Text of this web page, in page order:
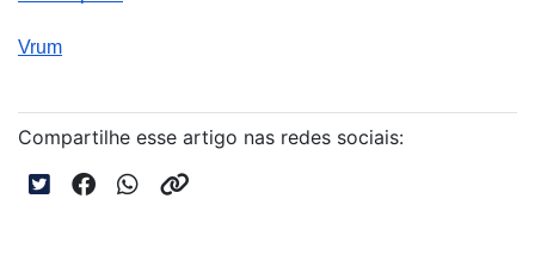
Vrum
Compartilhe esse artigo nas redes sociais: